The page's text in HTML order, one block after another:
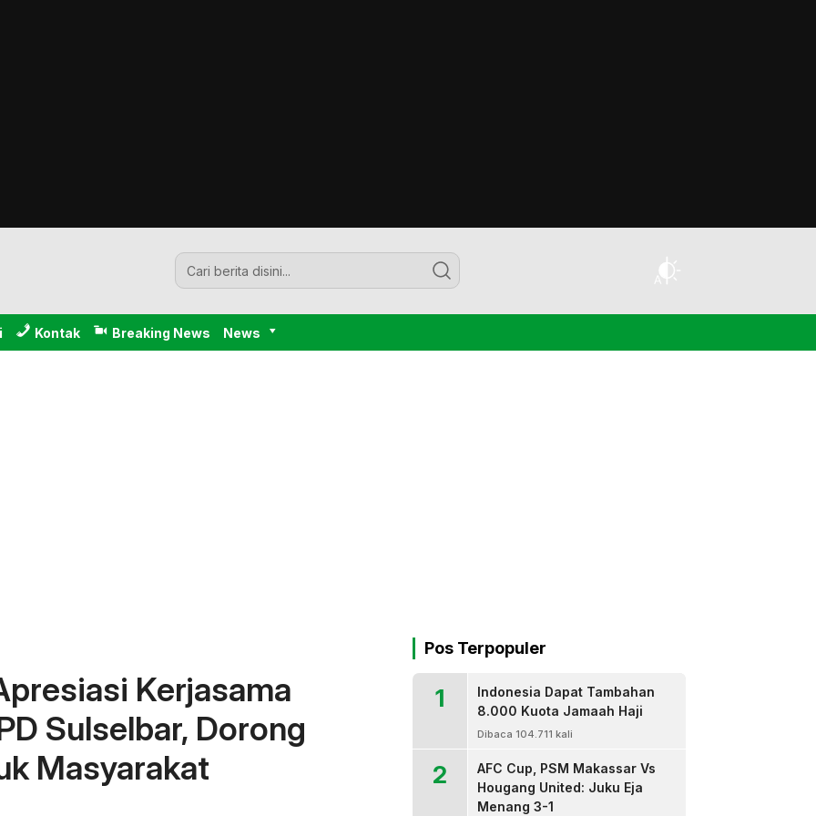
Kontak Breaking News News
Kerjasama
Sulselbar, Dorong
Masyarakat
Pos Terpopuler
1
Indonesia Dapat Tambahan
8.000 Kuota Jamaah Haji
Dibaca 104.711 kali
2
AFC Cup, PSM Makassar Vs
Hougang United: Juku Eja
Menang 3-1